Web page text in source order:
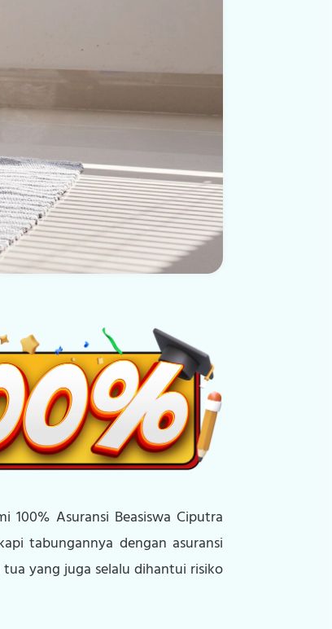
100% Asuransi Beasiswa Ciputra
tabungannya dengan asuransi
yang juga selalu dihantui risiko